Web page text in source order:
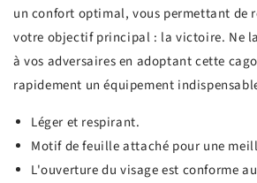
un confort optimal, vous permettant de
votre objectif principal : la victoire. Ne
à vos adversaires en adoptant cette
rapidement un équipement
Léger et respirant.
Motif de feuille attaché pour une
L'ouverture du visage est conforme